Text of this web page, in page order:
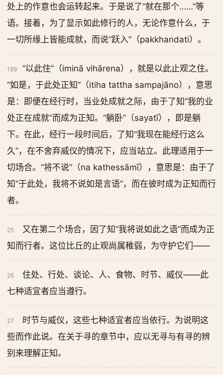
处上的作意也会运转起来。于是说了“就在那个……”等
语。接着，为了显示如此修行的人，无论作意什么，于
一切所缘上皆能成就，而说“跃入”（pakkhandati）。
189
“以此住”（iminā vihārena），就是以此止观之住。
“如是，于此处正知”（itiha tattha sampajāno），意思
是：即便在经行时，当业处成就之际，由于了知“我的业
处正在成就”而成为正知。“躺卧”（sayatī），即是躺
下。在此，经行一段时间后，了知“我现在能经行这么
久”，在不舍弃威仪的情况下，应当站立。此理适用于一
切场合。“将不说”（na kathessāmī），意思是：由于了
知“于此处，我将不说如是言语”，而在彼时成为正知而行
者。
25
又在第二个场合，因了知“我将说如此之语”而成为正
知而行者。这位比丘的止观尚属稚弱，为守护它们——
26
住处、行处、谈论、人、食物、时节、威仪——此
七种适宜者应当遵行。
27
时节与威仪，这些七种适宜者应当依行。为说明这
些而作此说。在关于寻的章节中，应以无寻与有寻的辨
别来理解正知。